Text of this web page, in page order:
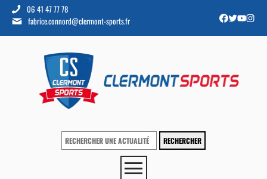
06 41 47 77 78
fabrice.connord@clermont-sports.fr